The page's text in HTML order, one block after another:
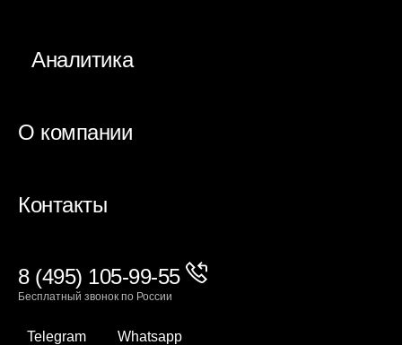
Аналитика
О компании
Контакты
8 (495) 105-99-55
Бесплатный звонок по России
Telegram Whatsapp